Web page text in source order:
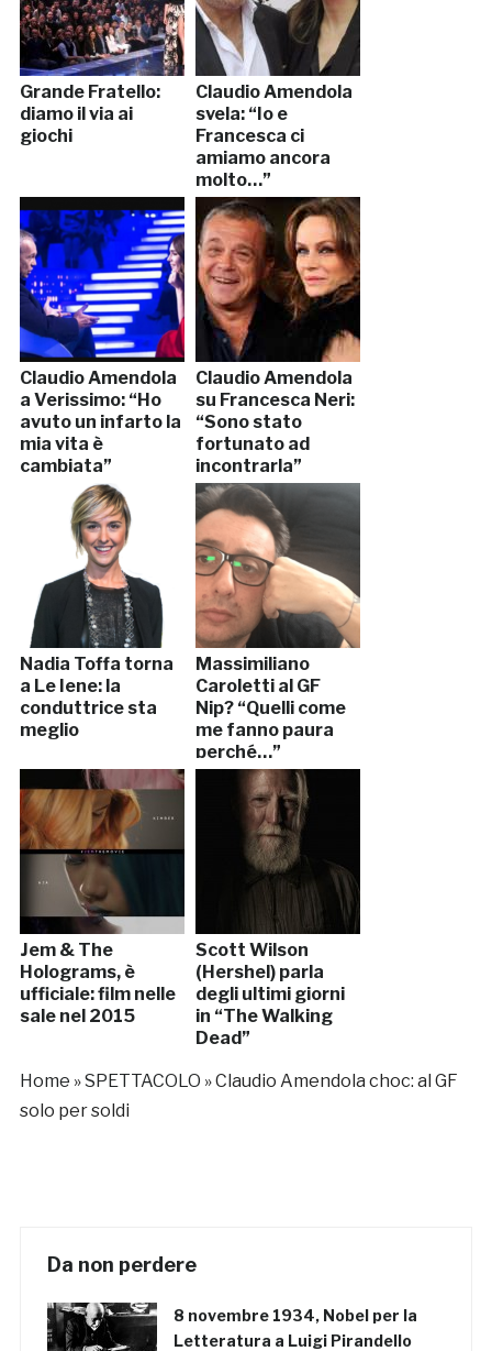
Grande Fratello:
diamo il via ai
giochi
Claudio Amendola
svela: “Io e
Francesca ci
amiamo ancora
molto…”
Claudio Amendola
a Verissimo: “Ho
avuto un infarto la
mia vita è
cambiata”
Claudio Amendola
su Francesca Neri:
“Sono stato
fortunato ad
incontrarla”
Nadia Toffa torna
a Le Iene: la
conduttrice sta
meglio
Massimiliano
Caroletti al GF
Nip? “Quelli come
me fanno paura
perché…”
Jem & The
Holograms, è
ufficiale: film nelle
sale nel 2015
Scott Wilson
(Hershel) parla
degli ultimi giorni
in “The Walking
Dead”
Home »SPETTACOLO »Claudio Amendola choc: al GF
solo per soldi
Da non perdere
8 novembre 1934, Nobel per la
Letteratura a Luigi Pirandello